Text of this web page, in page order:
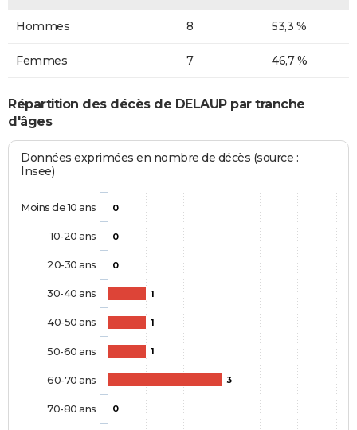
Hommes 8 53,3 %
Femmes 7 46,7 %
Répartition des décès de DELAUP par tranche
d'âges
Données exprimées en nombre de décès (source :
Insee)
0
0
0
1
1
1
3
0
Moins de 10 ans
10-20 ans
20-30 ans
30-40 ans
40-50 ans
50-60 ans
60-70 ans
70-80 ans